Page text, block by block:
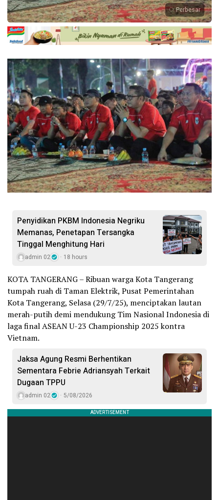
Perbesar
Penyidikan PKBM Indonesia Negriku
Memanas, Penetapan Tersangka
Tinggal Menghitung Hari
admin 02 18 hours
KOTA TANGERANG – Ribuan warga Kota Tangerang
tumpah ruah di Taman Elektrik, Pusat Pemerintahan
Kota Tangerang, Selasa (29/7/25), menciptakan lautan
merah-putih demi mendukung Tim Nasional Indonesia di
laga final ASEAN U-23 Championship 2025 kontra
Vietnam.
Jaksa Agung Resmi Berhentikan
Sementara Febrie Adriansyah Terkait
Dugaan TPPU
admin 02 5/08/2026